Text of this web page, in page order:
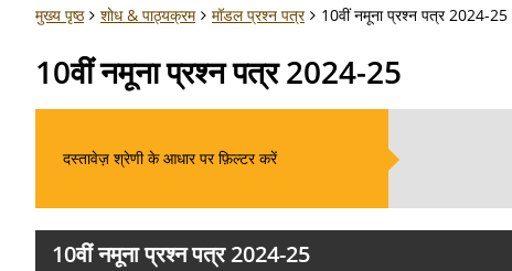
मुख्य पृष्ठ शोध & पाठ्यक्रम मॉडल प्रश्न पत्र 10वीं नमूना प्रश्न पत्र 2024-25
10वीं नमूना प्रश्न पत्र 2024-25
दस्तावेज़ श्रेणी के आधार पर फ़िल्टर करें
10वीं नमूना प्रश्न पत्र 2024-25